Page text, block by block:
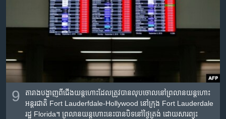
9
តារាងបង្ហាញពីជើងយន្តហោះដែលត្រូវបានលុបចោលនៅព្រលានយន្តហោះ
អន្តរជាតិ Fort Lauderfdale-Hollywood នៅក្រុង Fort Lauderdale
រដ្ឋ Florida។ ព្រលានយន្តហោះនេះបានបិទនៅថ្ងៃត្រង់ ដោយសារព្យុះ